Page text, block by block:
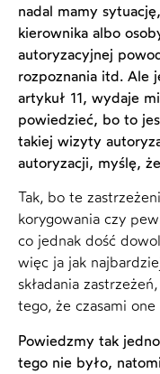
nadal mamy
kierownika albo
autoryzacyjnej
rozpoznania itd. Ale
artykuł 11, wydaje
powiedzieć, bo to
takiej wizyty
autoryzacji, myślę,
Tak, bo te
korygowania czy
co jednak dość
więc ja jak
składania
tego, że czasami one
Powiedzmy tak
tego nie było,